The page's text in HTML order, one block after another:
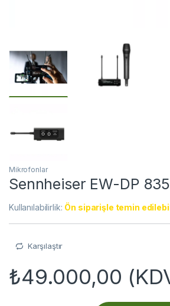
Mikrofonlar
Sennheiser EW-DP
Kullanılabilirlik: Ön siparişle temin
Karşılaştır
₺49.000,00